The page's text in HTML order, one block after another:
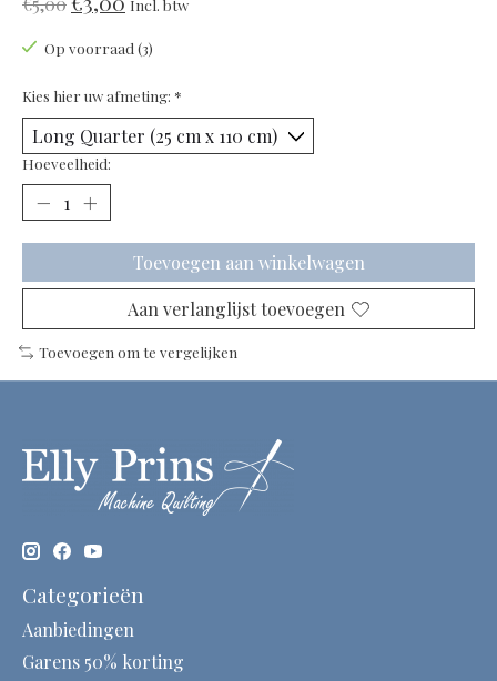
Incl. btw
Op voorraad (3)
Kies hier uw afmeting: *
Hoeveelheid:
Toevoegen aan winkelwagen
Aan verlanglijst toevoegen
Toevoegen om te vergelijken
Categorieën
Aanbiedingen
Garens 50% korting